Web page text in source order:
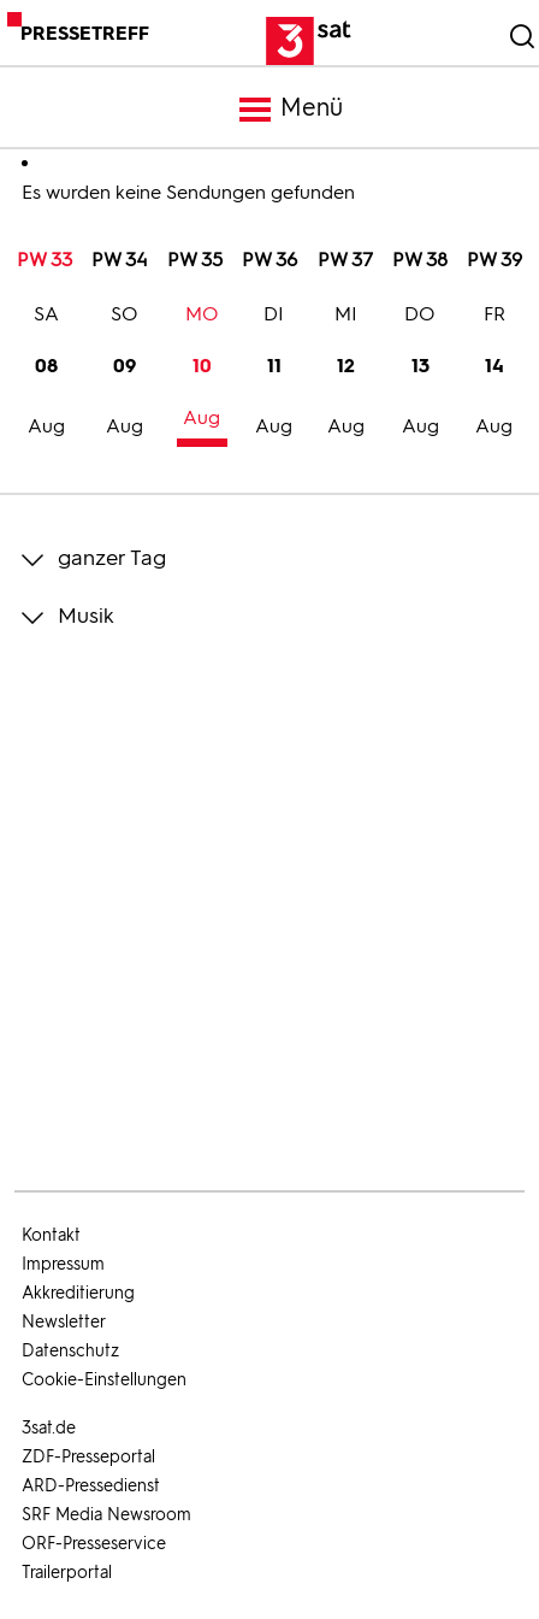
PRESSETREFF
Menü
Meldungen
Programm
Trailer
Bilder
Es wurden keine Sendungen gefunden
PW 33 PW 34 PW 35 PW 36 PW 37 PW 38 PW 39
08
Aug
SA
09
Aug
SO
10
Aug
MO
11
Aug
DI
12
Aug
MI
13
Aug
DO
14
Aug
FR
ganzer Tag
Musik
3sat.de
ZDF-Presseportal
ARD-Pressedienst
SRF Media Newsroom
ORF-Presseservice
Trailerportal
Kontakt
Impressum
Akkreditierung
Newsletter
Datenschutz
Cookie-Einstellungen